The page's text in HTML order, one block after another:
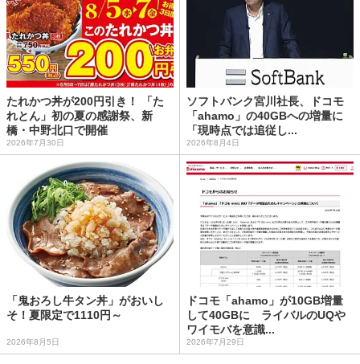
たれかつ丼が200円引き！ 「た
れとん」初の夏の感謝祭、新
橋・中野北口で開催
2026年7月30日
ソフトバンク宮川社長、ドコモ
「ahamo」の40GBへの増量に
「現時点では追従し...
2026年8月4日
「鬼おろし牛タン丼」がおいし
そ！夏限定で1110円～
2026年8月5日
ドコモ「ahamo」が10GB増量
して40GBに ライバルのUQや
ワイモバを意識...
2026年7月29日